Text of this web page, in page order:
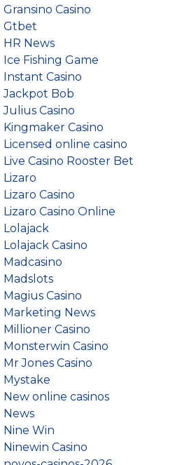
Gransino Casino
Gtbet
HR News
Ice Fishing Game
Instant Casino
Jackpot Bob
Julius Casino
Kingmaker Casino
Licensed online casino
Live Casino Rooster Bet
Lizaro
Lizaro Casino
Lizaro Casino Online
Lolajack
Lolajack Casino
Madcasino
Madslots
Magius Casino
Marketing News
Millioner Casino
Monsterwin Casino
Mr Jones Casino
Mystake
New online casinos
News
Nine Win
Ninewin Casino